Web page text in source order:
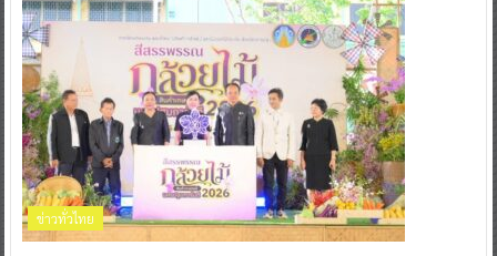
ข่าวทั่วไทย